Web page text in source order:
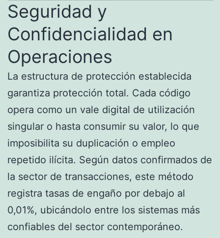
Seguridad y
Confidencialidad en
Operaciones
La estructura de protección establecida
garantiza protección total. Cada código
opera como un vale digital de utilización
singular o hasta consumir su valor, lo que
imposibilita su duplicación o empleo
repetido ilícita. Según datos confirmados de
la sector de transacciones, este método
registra tasas de engaño por debajo al
0,01%, ubicándolo entre los sistemas más
confiables del sector contemporáneo.